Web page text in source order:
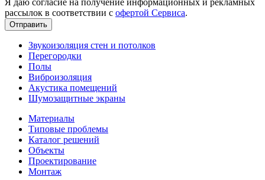
рассылок в соответствии с офертой Сервиса.
Звукоизоляция стен и потолков
Перегородки
Полы
Виброизоляция
Акустика помещений
Шумозащитные экраны
Материалы
Типовые проблемы
Каталог решений
Объекты
Проектирование
Монтаж